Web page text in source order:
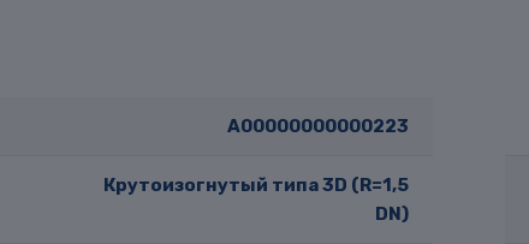
A00000000000223
Крутоизогнутый типа 3D (R=1,5
DN)